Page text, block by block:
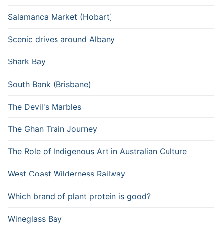
Salamanca Market (Hobart)
Scenic drives around Albany
Shark Bay
South Bank (Brisbane)
The Devil's Marbles
The Ghan Train Journey
The Role of Indigenous Art in Australian Culture
West Coast Wilderness Railway
Which brand of plant protein is good?
Wineglass Bay